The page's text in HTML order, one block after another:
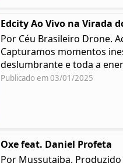
Edcity Ao Vivo na Virada
Por Céu Brasileiro Drone.
Capturamos momentos
deslumbrante e toda a
Publicado em 03/01/2025
Oxe feat. Daniel Profeta
Por Mussutaiba.